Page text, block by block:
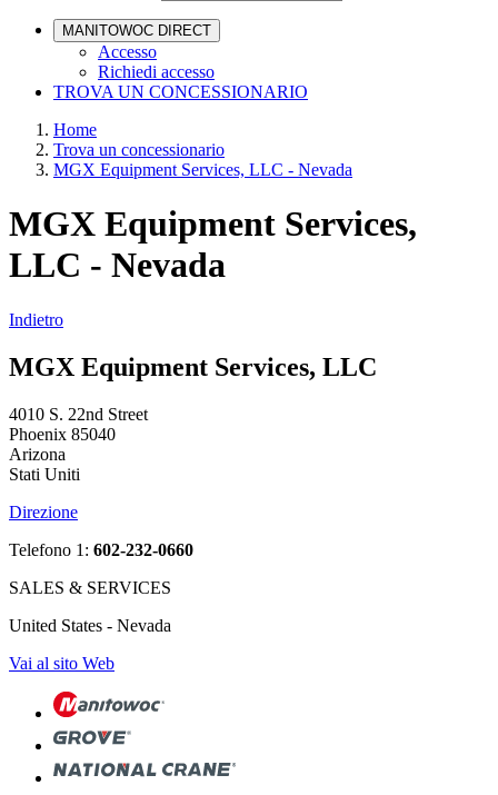
MANITOWOC DIRECT
Accesso
Richiedi accesso
TROVA UN CONCESSIONARIO
Home
Trova un concessionario
MGX Equipment Services, LLC - Nevada
MGX Equipment Services,
LLC - Nevada
Indietro
MGX Equipment Services, LLC
4010 S. 22nd Street
Phoenix 85040
Arizona
Stati Uniti
Direzione
Telefono 1: 602-232-0660
SALES & SERVICES
United States - Nevada
Vai al sito Web